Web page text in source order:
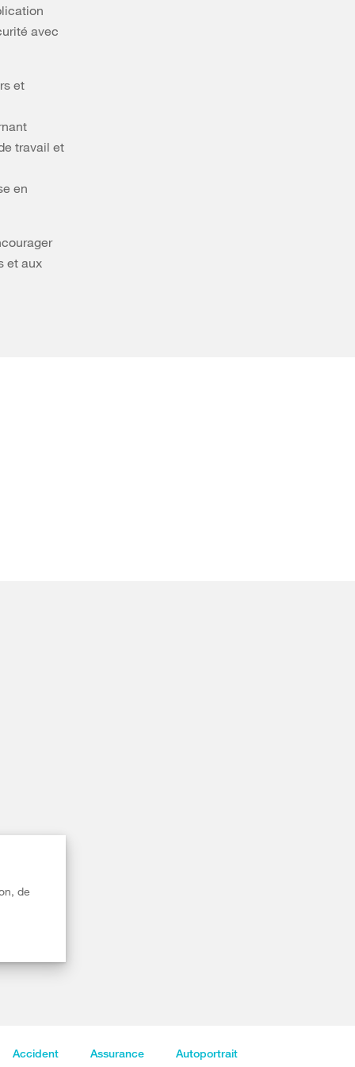
avec
et
travail et
en
et aux
de
Accident Assurance Autoportrait